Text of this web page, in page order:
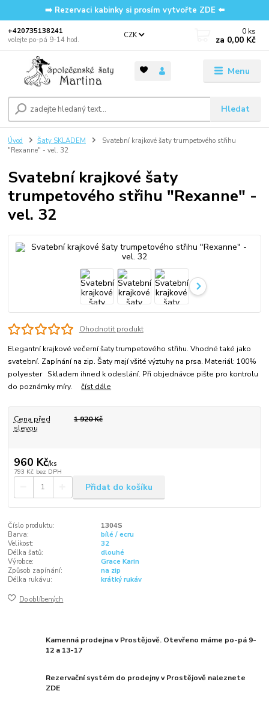
➡️ Rezervaci kabinky si prosím vytvořte ZDE ⬅️
Menu
CZK
Hledat
‭+420735138241
volejte po-pá 9-14 hod.
0 ks
za 0,00 Kč
Úvod Šaty SKLADEM
Svatební krajkové šaty trumpetového střihu
"Rexanne" - vel. 32
Svatební krajkové šaty
trumpetového střihu "Rexanne" -
vel. 32
Ohodnotit produkt
Elegantní krajkové večerní šaty trumpetového střihu. Vhodné také jako
svatební. Zapínání na zip. Šaty mají všité výztuhy na prsa. Materiál: 100%
polyester Skladem ihned k odeslání. Při objednávce pište pro kontrolu
do poznámky míry.číst dále
Cena před
slevou
1 920 Kč
960 Kč/ks
793 Kč bez DPH
Přidat do košíku
Číslo produktu:
1304S
Barva:
bílé / ecru
Velikost:
32
Délka šatů:
dlouhé
Výrobce:
Grace Karin
Způsob zapínání:
na zip
Délka rukávu:
krátký rukáv
Do oblíbených
Kamenná prodejna v Prostějově. Otevřeno máme po-pá 9-
12 a 13-17
Rezervační systém do prodejny v Prostějově naleznete
ZDE